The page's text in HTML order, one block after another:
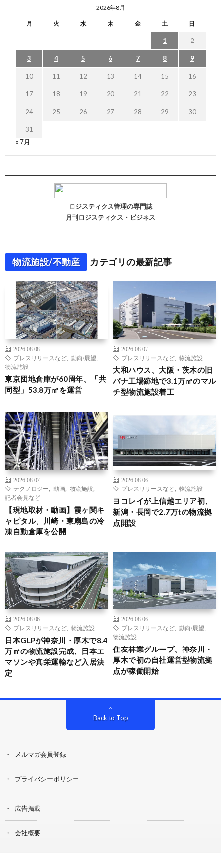
2026年8月
月 火 水 木 金 土 日
1 2
3 4 5 6 7 8 9
10 11 12 13 14 15 16
17 18 19 20 21 22 23
24 25 26 27 28 29 30
31
« 7月
ロジスティクス管理の専門誌
月刊ロジスティクス・ビジネス
物流施設/不動産 カテゴリの最新記事
2026.08.08
プレスリリースなど
動向/展望
物流施設
東京団地倉庫が60周年、「共
同型」53.8万㎡を運営
2026.08.07
プレスリリースなど
物流施設
大和ハウス、大阪・茨木の旧
パナ工場跡地で3.1万㎡のマル
チ型物流施設着工
2026.08.07
テクノロジー
動画 物流施設
記者会見など
【現地取材・動画】霞ヶ関キ
ャピタル、川崎・東扇島の冷
凍自動倉庫を公開
2026.08.06
プレスリリースなど
物流施設
ヨコレイが上信越エリア初、
新潟・長岡で2.7万tの物流拠
点開設
2026.08.06
プレスリリースなど
物流施設
日本GLPが神奈川・厚木で8.4
万㎡の物流施設完成、日本エ
マソンや真栄運輸など入居決
定
2026.08.06
プレスリリースなど
動向/展望
物流施設
住友林業グループ、神奈川・
厚木で初の自社運営型物流拠
点が稼働開始
Back to Top
メルマガ会員登録
プライバシーポリシー
広告掲載
会社概要